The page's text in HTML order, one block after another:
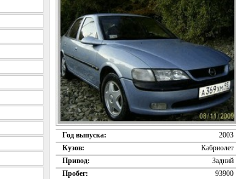
Год выпуска:
2003
Кузов:
Кабриолет
Привод:
Задний
Пробег:
93900